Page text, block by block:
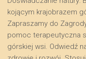
kojącym krajobrazem
​Zapraszamy do
pomoc terapeutyczna
górskiej wsi. Odwiedź